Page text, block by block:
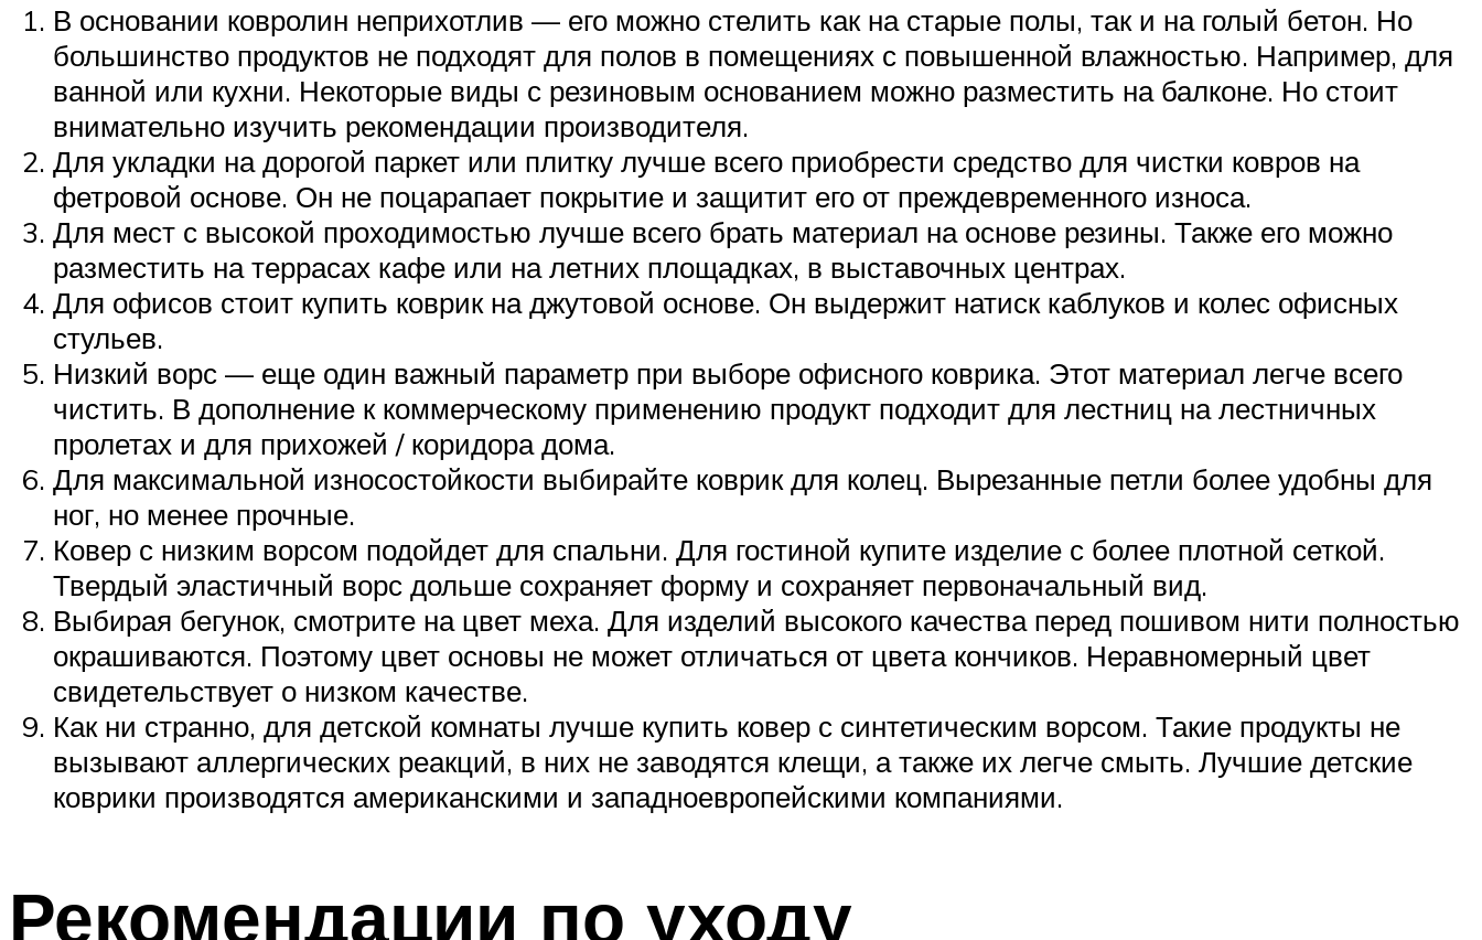
В основании ковролин неприхотлив — его можно стелить как на старые полы, так и на голый бетон. Но
большинство продуктов не подходят для полов в помещениях с повышенной влажностью. Например, для
ванной или кухни. Некоторые виды с резиновым основанием можно разместить на балконе. Но стоит
внимательно изучить рекомендации производителя.
Для укладки на дорогой паркет или плитку лучше всего приобрести средство для чистки ковров на
фетровой основе. Он не поцарапает покрытие и защитит его от преждевременного износа.
Для мест с высокой проходимостью лучше всего брать материал на основе резины. Также его можно
разместить на террасах кафе или на летних площадках, в выставочных центрах.
Для офисов стоит купить коврик на джутовой основе. Он выдержит натиск каблуков и колес офисных
стульев.
Низкий ворс — еще один важный параметр при выборе офисного коврика. Этот материал легче всего
чистить. В дополнение к коммерческому применению продукт подходит для лестниц на лестничных
пролетах и ​​для прихожей / коридора дома.
Для максимальной износостойкости выбирайте коврик для колец. Вырезанные петли более удобны для
ног, но менее прочные.
Ковер с низким ворсом подойдет для спальни. Для гостиной купите изделие с более плотной сеткой.
Твердый эластичный ворс дольше сохраняет форму и сохраняет первоначальный вид.
Выбирая бегунок, смотрите на цвет меха. Для изделий высокого качества перед пошивом нити полностью
окрашиваются. Поэтому цвет основы не может отличаться от цвета кончиков. Неравномерный цвет
свидетельствует о низком качестве.
Как ни странно, для детской комнаты лучше купить ковер с синтетическим ворсом. Такие продукты не
вызывают аллергических реакций, в них не заводятся клещи, а также их легче смыть. Лучшие детские
коврики производятся американскими и западноевропейскими компаниями.
Рекомендации по уходу